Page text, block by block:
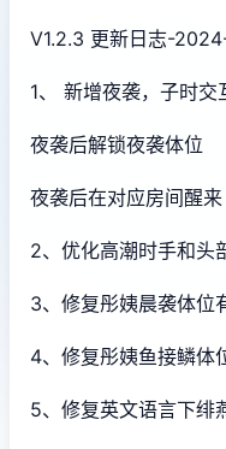
V1.2.3 更新日志-
1、 新增夜袭，子时
夜袭后解锁夜袭体位
夜袭后在对应房间醒来
2、优化高潮时手和头
3、修复彤姨晨袭体位
4、修复彤姨鱼接鳞体
5、修复英文语言下绯